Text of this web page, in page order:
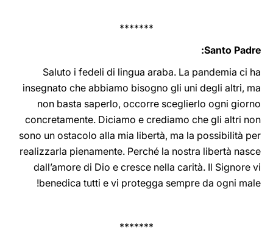
*******
Santo Padre:
Saluto i fedeli di lingua araba. La pandemia ci ha
insegnato che abbiamo bisogno gli uni degli altri, ma
non basta saperlo, occorre sceglierlo ogni giorno
concretamente. Diciamo e crediamo che gli altri non
sono un ostacolo alla mia libertà, ma la possibilità per
realizzarla pienamente. Perché la nostra libertà nasce
dall’amore di Dio e cresce nella carità. Il Signore vi
benedica tutti e vi protegga ‎sempre da ogni male‎‎‎‏!
*******